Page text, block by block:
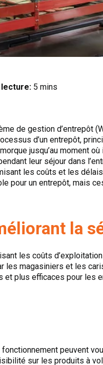
lecture: 5 mins
de gestion d’entrepôt
d’un entrepôt,
jusqu’au moment
leur séjour dans
les coûts et les
pour un entrepôt, mais
la
les coûts
magasiniers et les
plus efficaces pour les
peuvent
sur les produits à